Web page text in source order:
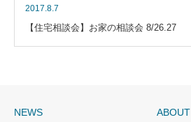
2017.8.7
【住宅相談会】お家の相談会 8/26.27
NEWS ABOUT